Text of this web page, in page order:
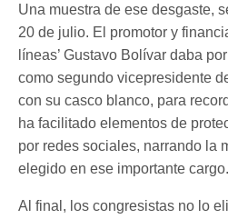
Una muestra de ese desgaste,
20 de julio. El promotor y
líneas’ Gustavo Bolívar daba
como segundo vicepresidente
con su casco blanco, para
ha facilitado elementos de
por redes sociales, narrando la
elegido en ese importante cargo.
Al final, los congresistas no lo